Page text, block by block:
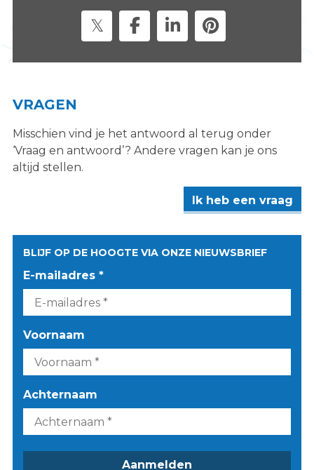
e
VRAGEN
Misschien vind je het antwoord al terug onder
‘Vraag en antwoord’? Andere vragen kan je ons
altijd stellen.
Ik heb een vraag
BLIJF OP DE HOOGTE VIA ONZE NIEUWSBRIEF
E-mailadres *
Voornaam
Achternaam